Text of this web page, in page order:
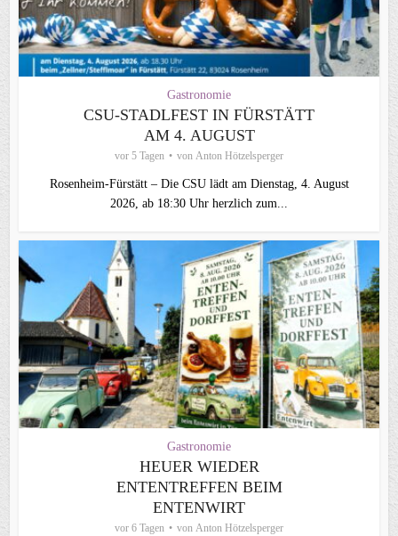
Gastronomie
CSU‑STADLFEST IN FÜRSTÄTT
AM 4. AUGUST
vor 5 Tagen von Anton Hötzelsperger
Rosenheim‑Fürstätt – Die CSU lädt am Dienstag, 4. August
2026, ab 18:30 Uhr herzlich zum...
Gastronomie
HEUER WIEDER
ENTENTREFFEN BEIM
ENTENWIRT
vor 6 Tagen von Anton Hötzelsperger